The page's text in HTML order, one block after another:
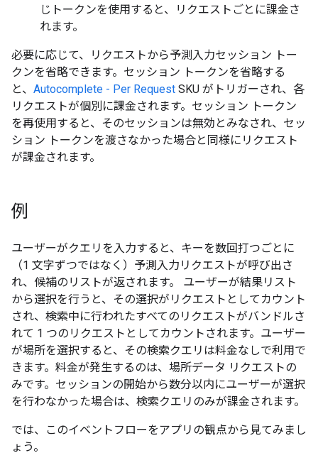
じトークンを使用すると、リクエストごとに課金さ
れます。
必要に応じて、リクエストから予測入力セッション トー
クンを省略できます。セッション トークンを省略する
と、 Autocomplete - Per Request SKU がトリガーされ、各
リクエストが個別に課金されます。セッション トークン
を再使用すると、そのセッションは無効とみなされ、セッ
ション トークンを渡さなかった場合と同様にリクエスト
が課金されます。
例
ユーザーがクエリを入力すると、キーを数回打つごとに
（1 文字ずつではなく）予測入力リクエストが呼び出さ
れ、候補のリストが返されます。 ユーザーが結果リスト
から選択を行うと、その選択がリクエストとしてカウント
され、検索中に行われたすべてのリクエストがバンドルさ
れて 1 つのリクエストとしてカウントされます。ユーザー
が場所を選択すると、その検索クエリは料金なしで利用で
きます。料金が発生するのは、場所データ リクエストの
みです。セッションの開始から数分以内にユーザーが選択
を行わなかった場合は、検索クエリのみが課金されます。
では、このイベントフローをアプリの観点から見てみまし
ょう。